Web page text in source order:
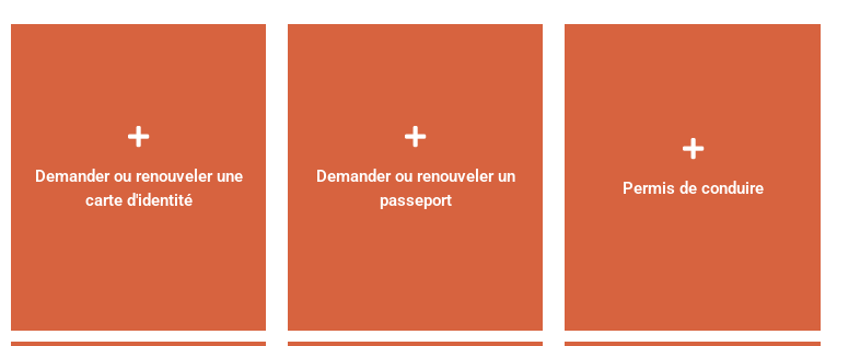
Demander ou renouveler une
carte d'identité
Demander ou renouveler un
passeport
Permis de conduire